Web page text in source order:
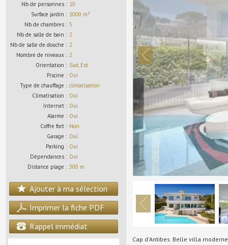
Nb de personnes : 10
Surface jardin : 1000 m²
Nb de chambres : 5
Nb de salle de bain : 2
Nb de salle de douche : 2
Nombre de niveaux : 2
Orientation : Sud, Est
Piscine : Oui
Type de chauffage : climatisation
Climatisation : Oui
Internet : Oui
Alarme : Oui
Coffre fort : Non
Garage : Oui
Parking : Oui
Dépendances : Oui
Distance plage : 300 m
Ajouter à ma sélection
Imprimer la fiche PDF
Rappel immédiat
Cap d'Antibes. Belle villa